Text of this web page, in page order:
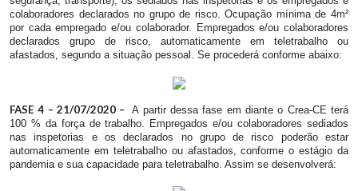
colaboradores declarados no grupo de risco. Ocupação mínima de 4m²
por cada empregado e/ou colaborador. Empregados e/ou colaboradores
declarados grupo de risco, automaticamente em teletrabalho ou
afastados, segundo a situação pessoal. Se procederá conforme abaixo:
FASE 4 – 21/07/2020 –
A partir dessa fase em diante o Crea-CE terá
100 % da força de trabalho. Empregados e/ou colaboradores sediados
nas inspetorias e os declarados no grupo de risco poderão estar
automaticamente em teletrabalho ou afastados, conforme o estágio da
pandemia e sua capacidade para teletrabalho. Assim se desenvolverá: